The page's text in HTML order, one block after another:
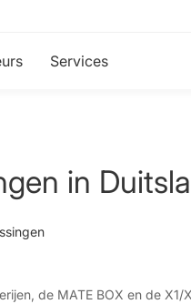
Services
in
de MATE BOX en de X1/